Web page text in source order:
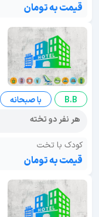
قیمت به تومان
B.B
با صبحانه
هر نفر دو تخته
کودک با تخت
قیمت به تومان